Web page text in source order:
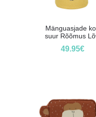
Mänguasjade
suur Rõõmus
49.95€